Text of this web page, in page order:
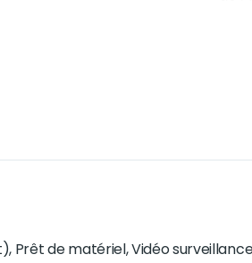
Prêt de matériel, Vidéo